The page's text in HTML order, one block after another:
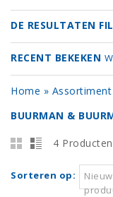
DE RESULTATEN
RECENT BEKEKEN
Home » Assortiment
BUURMAN &
4 Producten
Sorteren op: